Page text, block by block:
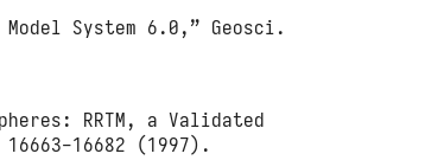
System 6.0,” Geosci.
RRTM, a Validated
16682 (1997).